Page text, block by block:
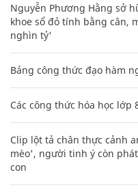
Nguyễn Phương Hằng sở
khoe sổ đỏ tính bằng cân,
nghìn tỷ'
Bảng công thức đạo hàm
Các công thức hóa học lớp
Clip lột tả chân thực cảnh
mèo', người tinh ý còn
con